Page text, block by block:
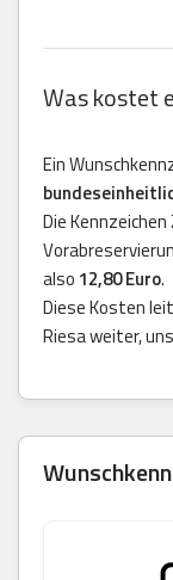
Was kostet
Ein
Die
also 12,80 Euro.
Diese Kosten
Riesa weiter,